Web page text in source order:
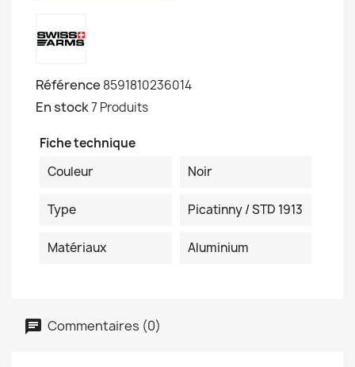
Référence 8591810236014
En stock7 Produits
Fiche technique
Couleur
Noir
Type Picatinny / STD 1913
Matériaux Aluminium
Commentaires (0)